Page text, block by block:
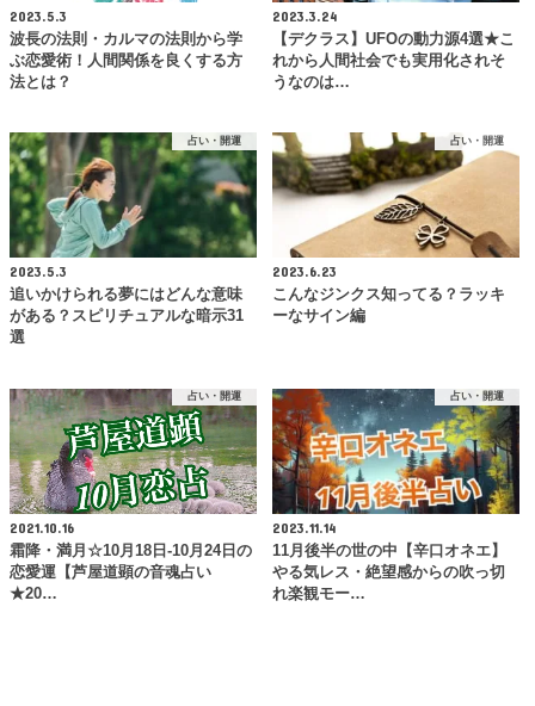
2023.5.3
波長の法則・カルマの法則から学
ぶ恋愛術！人間関係を良くする方
法とは？
2023.3.24
【デクラス】UFOの動力源4選★こ
れから人間社会でも実用化されそ
うなのは…
占い・開運
2023.5.3
追いかけられる夢にはどんな意味
がある？スピリチュアルな暗示31
選
占い・開運
2023.6.23
こんなジンクス知ってる？ラッキ
ーなサイン編
占い・開運
2021.10.16
霜降・満月☆10月18日-10月24日の
恋愛運【芦屋道顕の音魂占い
★20…
占い・開運
2023.11.14
11月後半の世の中【辛口オネエ】
やる気レス・絶望感からの吹っ切
れ楽観モー…